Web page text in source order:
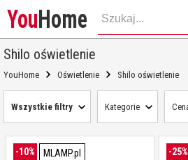
YouHome
Shilo oświetlenie
YouHome Oświetlenie Shilo oświetlenie
Wszystkie filtry Kategorie
-10% MLAMP.pl -25%